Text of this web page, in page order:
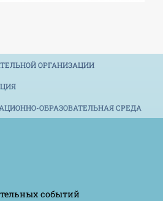
ОРГАНИЗАЦИИ
ОБРАЗОВАТЕЛЬНАЯ СРЕДА
событий